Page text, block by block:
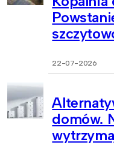
22-07-2026
domów.